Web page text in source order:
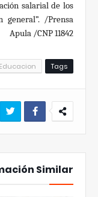
salarial de los
general”. /Prensa
Apula /CNP 11842
Tags
Educacion
Similar